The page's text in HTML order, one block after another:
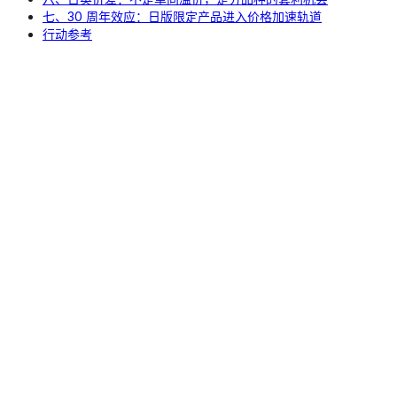
七、30 周年效应：日版限定产品进入价格加速轨道
行动参考